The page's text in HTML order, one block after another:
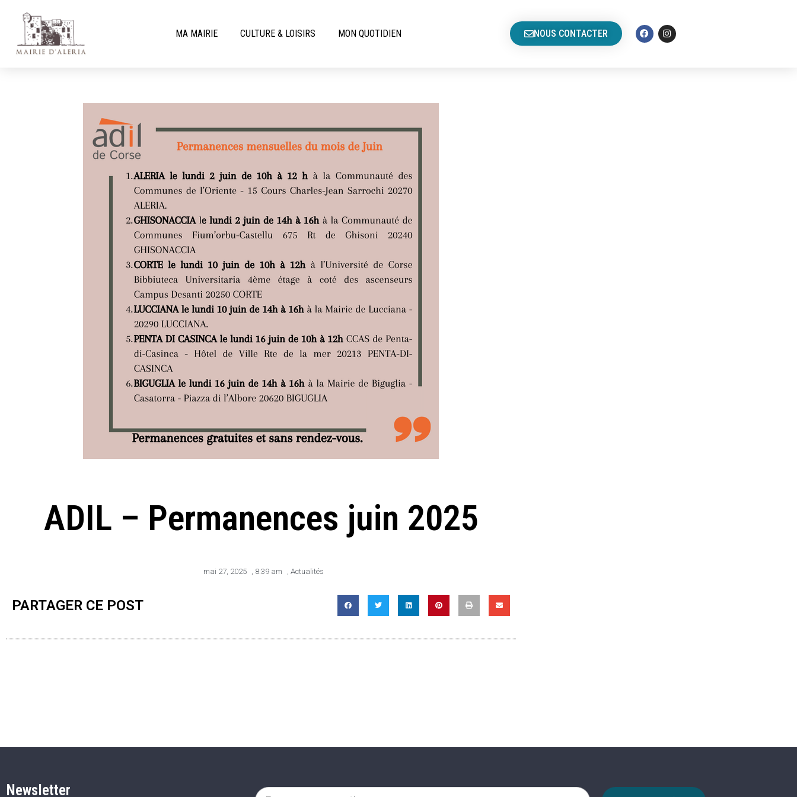
MA MAIRIE CULTURE & LOISIRS MON QUOTIDIEN NOUS CONTACTER
ADIL – Permanences juin 2025
mai 27, 2025 8:39 am Actualités
PARTAGER CE POST
Newsletter